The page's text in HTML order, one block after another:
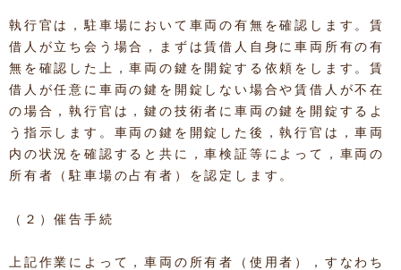
執行官は，駐車場において車両の有無を確認します。賃
借人が立ち会う場合，まずは賃借人自身に車両所有の有
無を確認した上，車両の鍵を開錠する依頼をします。賃
借人が任意に車両の鍵を開錠しない場合や賃借人が不在
の場合，執行官は，鍵の技術者に車両の鍵を開錠するよ
う指示します。車両の鍵を開錠した後，執行官は，車両
内の状況を確認すると共に，車検証等によって，車両の
所有者（駐車場の占有者）を認定します。
（２）催告手続
上記作業によって，車両の所有者（使用者），すなわち